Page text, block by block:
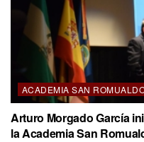
ACADEMIA SAN
Arturo Morgado García
la Academia San